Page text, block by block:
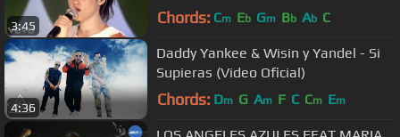
3:45
(Live)
Chords: Cm Eb Gm Bb Ab C
4:36
Daddy Yankee & Wisin y Yandel - Si
Supieras (Video Oficial)
Chords: Dm G Am F C Cm Em